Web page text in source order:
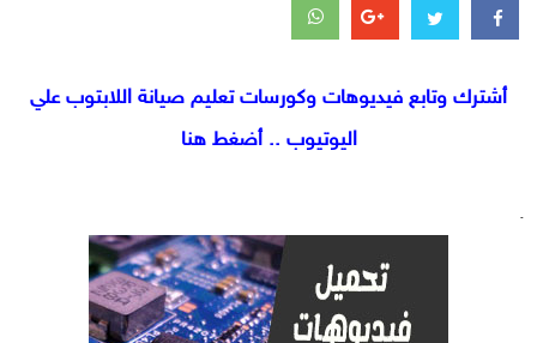
أشترك وتابع فيديوهات وكورسات تعليم صيانة اللابتوب علي
اليوتيوب .. أضغط هنا
.